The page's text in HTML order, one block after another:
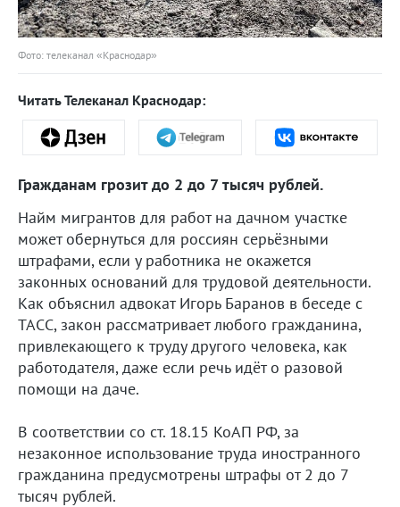
Фото: телеканал «Краснодар»
Читать Телеканал Краснодар:
Гражданам грозит до 2 до 7 тысяч рублей.
Найм мигрантов для работ на дачном участке
может обернуться для россиян серьёзными
штрафами, если у работника не окажется
законных оснований для трудовой деятельности.
Как объяснил адвокат Игорь Баранов в беседе с
ТАСС, закон рассматривает любого гражданина,
привлекающего к труду другого человека, как
работодателя, даже если речь идёт о разовой
помощи на даче.
В соответствии со ст. 18.15 КоАП РФ, за
незаконное использование труда иностранного
гражданина предусмотрены штрафы от 2 до 7
тысяч рублей.